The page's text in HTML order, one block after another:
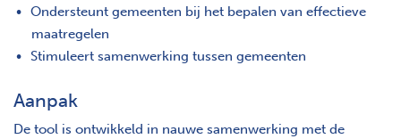
Ondersteunt gemeenten bij het bepalen van effectieve
maatregelen
Stimuleert samenwerking tussen gemeenten
Aanpak
De tool is ontwikkeld in nauwe samenwerking met de